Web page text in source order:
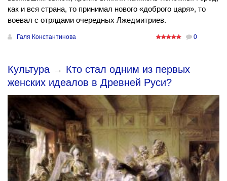
как и вся страна, то принимал нового «доброго царя», то
воевал с отрядами очередных Лжедмитриев.
Галя Константинова 0
Культура → Кто стал одним из первых
женских идеалов в Древней Руси?